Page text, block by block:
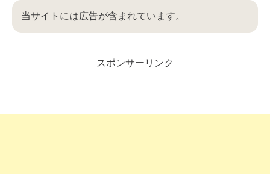
当サイトには広告が含まれています。
スポンサーリンク